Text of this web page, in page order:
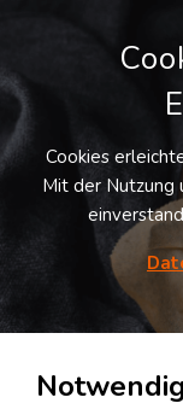
LOGIVISOR
Cookies
Mit der Nutzung